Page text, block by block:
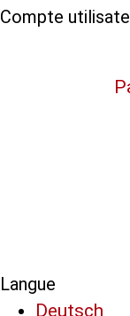
Compte
Langue
Deutsch